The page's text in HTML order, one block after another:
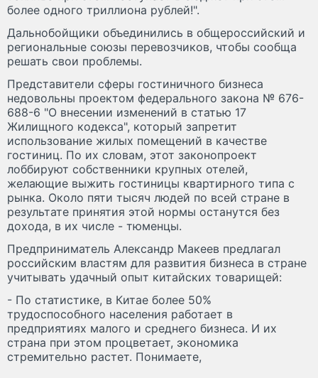
более одного триллиона рублей!".
Дальнобойщики объединились в общероссийский и
региональные союзы перевозчиков, чтобы сообща
решать свои проблемы.
Представители сферы гостиничного бизнеса
недовольны проектом федерального закона № 676-
688-6 "О внесении изменений в статью 17
Жилищного кодекса", который запретит
использование жилых помещений в качестве
гостиниц. По их словам, этот законопроект
лоббируют собственники крупных отелей,
желающие выжить гостиницы квартирного типа с
рынка. Около пяти тысяч людей по всей стране в
результате принятия этой нормы останутся без
дохода, в их числе - тюменцы.
Предприниматель Александр Макеев предлагал
российским властям для развития бизнеса в стране
учитывать удачный опыт китайских товарищей:
- По статистике, в Китае более 50%
трудоспособного населения работает в
предприятиях малого и среднего бизнеса. И их
страна при этом процветает, экономика
стремительно растет. Понимаете,